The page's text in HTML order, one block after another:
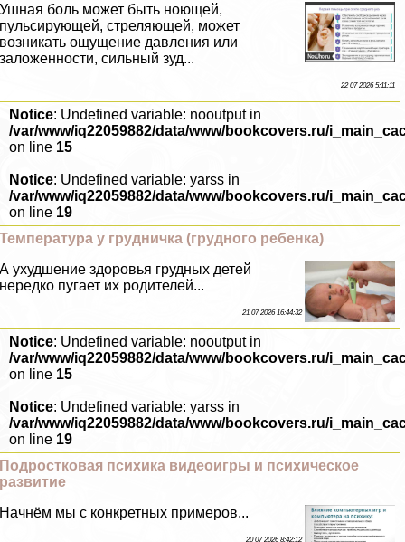
Ушная боль может быть ноющей,
пульсирующей, стреляющей, может
возникать ощущение давления или
заложенности, сильный зуд...
22 07 2026 5:11:11
Notice: Undefined variable: nooutput in
/var/www/iq22059882/data/www/bookcovers.ru/
on line 15
Notice: Undefined variable: yarss in
/var/www/iq22059882/data/www/bookcovers.ru/
on line 19
Температура у грудничка (грудного ребенка)
А ухудшение здоровья грудных детей
нередко пугает их родителей...
21 07 2026 16:44:32
Notice: Undefined variable: nooutput in
/var/www/iq22059882/data/www/bookcovers.ru/
on line 15
Notice: Undefined variable: yarss in
/var/www/iq22059882/data/www/bookcovers.ru/
on line 19
Подростковая психика видеоигры и психическое
развитие
Начнём мы с конкретных примеров...
20 07 2026 8:42:12